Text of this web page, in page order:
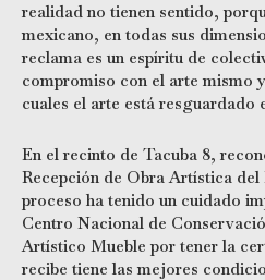
realidad no tienen sentido,
mexicano, en todas sus
reclama es un espíritu de
compromiso con el arte mismo
cuales el arte está resguardado
En el recinto de Tacuba 8,
Recepción de Obra Artística
proceso ha tenido un cuidado
Centro Nacional de
Artístico Mueble por tener la
recibe tiene las mejores